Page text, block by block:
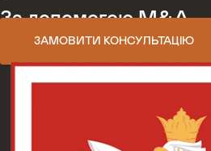
За допомогою M&A
ЗАМОВИТИ КОНСУЛЬТАЦІЮ